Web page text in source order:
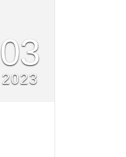
03
2023